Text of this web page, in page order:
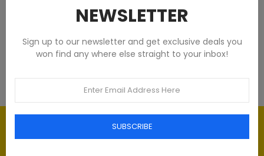
Tommy Hilfiger Chemises - Homme -
Blanches
€93.00
Élégance intemporelle : l'art du
Luxe
NEWSLETTER
Sign up to our newsletter and get exclusive deals you
won find any where else straight to your inbox!
SUBSCRIBE